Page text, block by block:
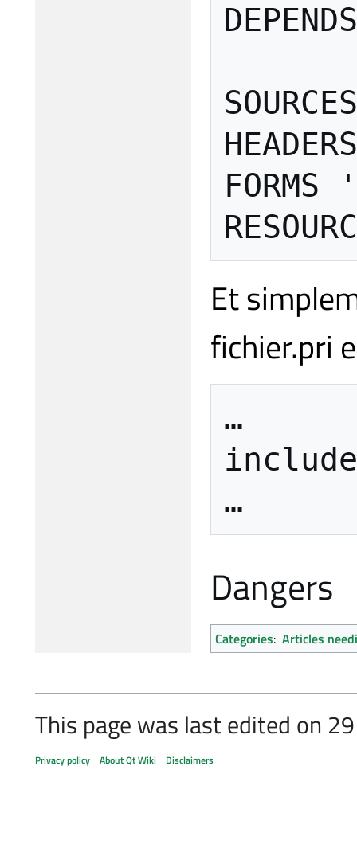
SOURCES
HEADERS
FORMS
Et
fichier.pri
…
include
…
Dangers
Categories: Articles
This page was last edited on
Privacy policy About Qt Wiki Disclaimers